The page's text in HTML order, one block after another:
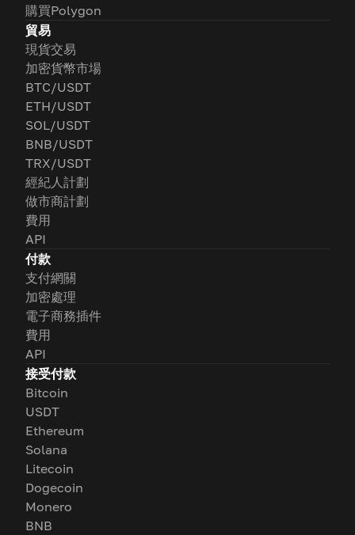
購買Polygon
貿易
現貨交易
加密貨幣市場
BTC/USDT
ETH/USDT
SOL/USDT
BNB/USDT
TRX/USDT
經紀人計劃
做市商計劃
費用
API
付款
支付網關
加密處理
電子商務插件
費用
API
接受付款
Bitcoin
USDT
Ethereum
Solana
Litecoin
Dogecoin
Monero
BNB